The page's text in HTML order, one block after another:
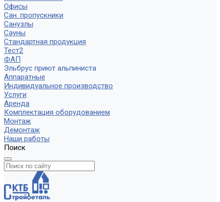
Офисы
Сан. пропускники
Санузлы
Сауны
Стандартная продукция
Тест2
ФАП
Эльбрус приют альпиниста
Аппаратные
Индивидуальное производство
Услуги
Аренда
Комплектация оборудованием
Монтаж
Демонтаж
Наши работы
Поиск